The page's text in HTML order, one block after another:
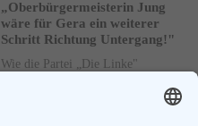
„Oberbürgermeisterin Jung
wäre für Gera ein weiterer
Schritt Richtung Untergang!"
Wie die Partei „Die Linke"
Landtagsvizepräsidentin Margit Jung